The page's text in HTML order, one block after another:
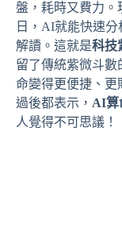
盤，耗時又費力。
日，AI就能快速
解讀。這就是科技
留了傳統紫微斗
命變得更便捷、更
過後都表示， AI算
人覺得不可思議！